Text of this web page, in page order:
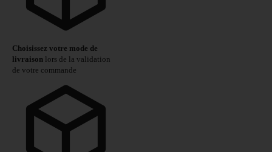
Choisissez votre mode de
livraison lors de la validation
de votre commande